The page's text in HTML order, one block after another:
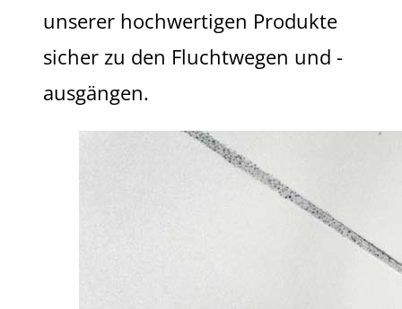
unserer hochwertigen Produkte
sicher zu den Fluchtwegen und -
ausgängen.